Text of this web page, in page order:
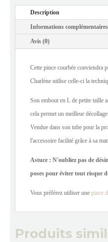
CourbéeDescription
Informations complémentaires
Avis (0)
Cette pince courbée conviendra
Charlène utilise celle-ci la
Son embout en L de petite taille
cela permet un meilleur
Vendue dans son tube pour la
l'accessoire facilité grâce à sa
Astuce : N'oubliez pas de
poses pour éviter tout risque
Vous préférez utiliser unepince
Produits